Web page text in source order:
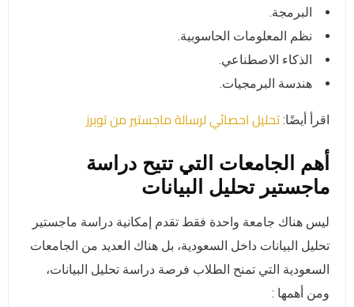
البرمجة.
نظم المعلومات الحاسوبية.
الذكاء الاصطناعي.
هندسة البرمجيات.
اقرأ أيضًا: تحليل احصائي لرسالة ماجستير من توبرز
أهم الجامعات التي تتيح دراسة
ماجستير تحليل البيانات
ليس هناك جامعة واحدة فقط تقدم إمكانية دراسة ماجستير
تحليل البيانات داخل السعودية، بل هناك العديد من الجامعات
السعودية التي تمنح الطلاب فرصة دراسة تحليل البيانات،
ومن أهمها :